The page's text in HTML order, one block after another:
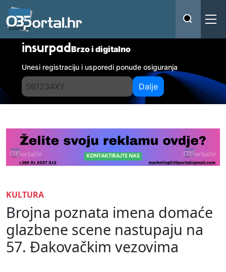
insurpadBrzo i digitalno
Unesi registraciju i usporedi ponude osiguranja
Dalje
KULTURA
Brojna poznata imena domaće
glazbene scene nastupaju na
57. Đakovačkim vezovima